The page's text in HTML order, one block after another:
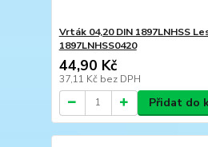
Vrták 04,20 DIN 1897LNHSS
1897LNHSS0420
44,90 Kč
37,11 Kč bez DPH
Přidat do